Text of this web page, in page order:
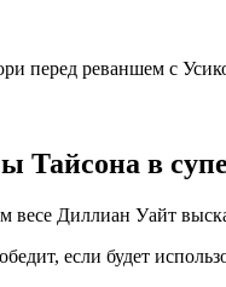
Тайсона в
весе Диллиан Уайт
если будет